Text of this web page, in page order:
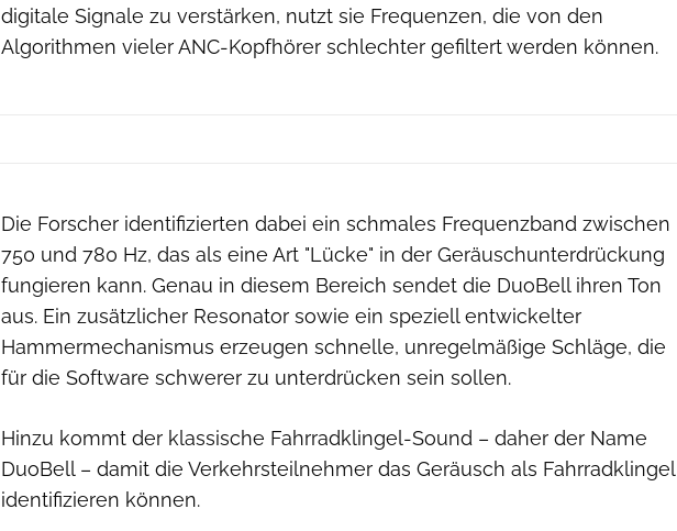
digitale Signale zu verstärken, nutzt sie Frequenzen, die von den
Algorithmen vieler ANC-Kopfhörer schlechter gefiltert werden können.
Die Forscher identifizierten dabei ein schmales Frequenzband zwischen
750 und 780 Hz, das als eine Art "Lücke" in der Geräuschunterdrückung
fungieren kann. Genau in diesem Bereich sendet die DuoBell ihren Ton
aus. Ein zusätzlicher Resonator sowie ein speziell entwickelter
Hammermechanismus erzeugen schnelle, unregelmäßige Schläge, die
für die Software schwerer zu unterdrücken sein sollen.
Hinzu kommt der klassische Fahrradklingel-Sound – daher der Name
DuoBell – damit die Verkehrsteilnehmer das Geräusch als Fahrradklingel
identifizieren können.